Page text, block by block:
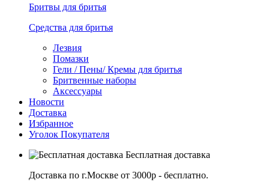
Бритвы для бритья
Средства для бритья
Лезвия
Помазки
Гели / Пены/ Кремы для бритья
Бритвенные наборы
Аксессуары
Новости
Доставка
Избранное
Уголок Покупателя
Бесплатная доставка
Доставка по г.Москве от 3000р - бесплатно.